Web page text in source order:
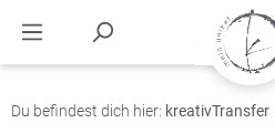
Du befindest dich hier: kreativTransfer